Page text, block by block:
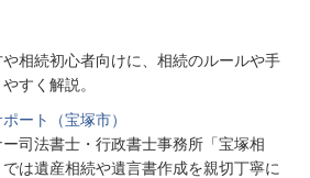
相続初心者向けに、相続のルールや手
すく解説。
ート（宝塚市）
司法書士・行政書士事務所「宝塚相
は遺産相続や遺言書作成を親切丁寧に